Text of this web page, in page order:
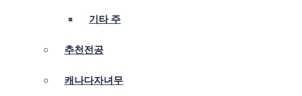
기타 주
추천전공
캐나다자녀무